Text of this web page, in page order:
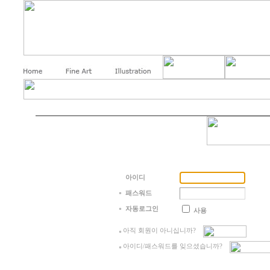
아이디
패스워드
자동로그인 사용
아직 회원이 아니십니까?
아이디/패스워드를 잊으셨습니까?